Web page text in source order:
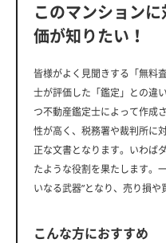
このマンション
価が知りたい！
皆様がよく見聞きする「無料
士が評価した「鑑定」との違
つ不動産鑑定士によって作成
性が高く、税務署や裁判所に
正な文書となります。いわば
たような役割を果たします。
いなる武器”となり、売り損や
こんな方におすすめ